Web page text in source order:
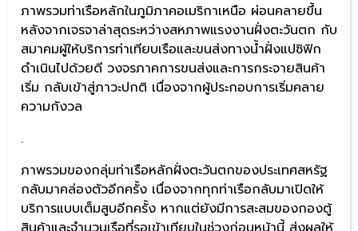
ภาพรวมท่าเรือหลักในภูมิภาคอเมริกาเหนือ ผ่อนคลายขึ้น
หลังจากเจรจาล่าสุดระหว่างสหภาพแรงงานฝั่งตะวันตก กับ
สมาคมผู้ให้บริการท่าเทียบเรือและขนส่งทางน้ำฝั่งแปซิฟิก
ดำเนินไปด้วยดี วงจรภาคการขนส่งและการกระจายสินค้า
เริ่ม กลับเข้าสู่ภาวะปกติ เนื่องจากผู้ประกอบการเริ่มคลาย
ความกังวล
.
ภาพรวมของกลุ่มท่าเรือหลักฝั่งตะวันตกของประเทศสหรัฐ
กลับมาคล่องตัวอีกครั้ง เนื่องจากทุกท่าเรือกลับมาเปิดให้
บริการแบบเต็มสูบอีกครั้ง หากแต่ยังมีการสะสมของกองตู้